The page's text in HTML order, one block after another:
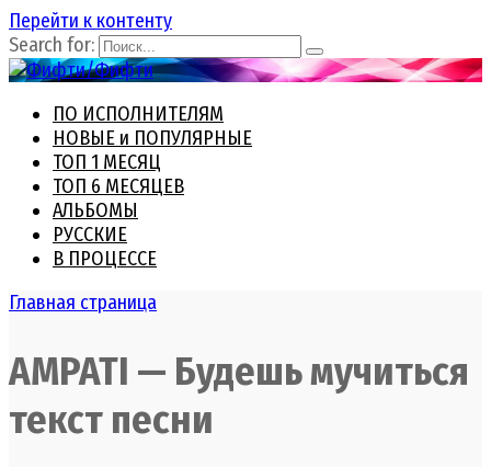
Перейти к контенту
Search for:
ПО ИСПОЛНИТЕЛЯМ
НОВЫЕ и ПОПУЛЯРНЫЕ
ТОП 1 МЕСЯЦ
ТОП 6 МЕСЯЦЕВ
АЛЬБОМЫ
РУССКИЕ
В ПРОЦЕССЕ
Главная страница
AMPATI — Будешь мучиться
текст песни